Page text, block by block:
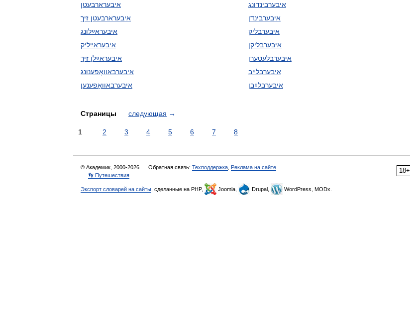
איבערארבעטן
איבערארבעטן זיך
איבעראײַלונג
איבעראײַליק
איבעראײַלן זיך
איבערבאוואָפענונג
איבערבאוואָפענען
איבערבינדונג
איבערבינדן
איבערבליק
איבערבליקן
איבערבלעטערן
איבערבלײַב
איבערבלײַבן
Страницы следующая →
1 2 3 4 5 6 7 8
18+
© Академик, 2000-2026 Обратная связь: Техподдержка Реклама на сайте
👣 Путешествия
Экспорт словарей на сайты , сделанные на PHP, Joomla, Drupal, WordPress, MODx.